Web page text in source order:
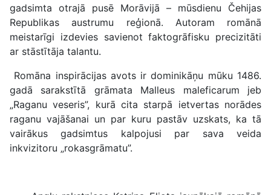
gadsimta otrajā pusē Morāvijā – mūsdienu Čehijas
Republikas austrumu reģionā. Autoram romānā
meistarīgi izdevies savienot faktogrāfisku precizitāti
ar stāstītāja talantu.
Romāna inspirācijas avots ir dominikāņu mūku 1486.
gadā sarakstītā grāmata Malleus maleficarum jeb
„Raganu veseris”, kurā cita starpā ietvertas norādes
raganu vajāšanai un par kuru pastāv uzskats, ka tā
vairākus gadsimtus kalpojusi par sava veida
inkvizitoru „rokasgrāmatu”.